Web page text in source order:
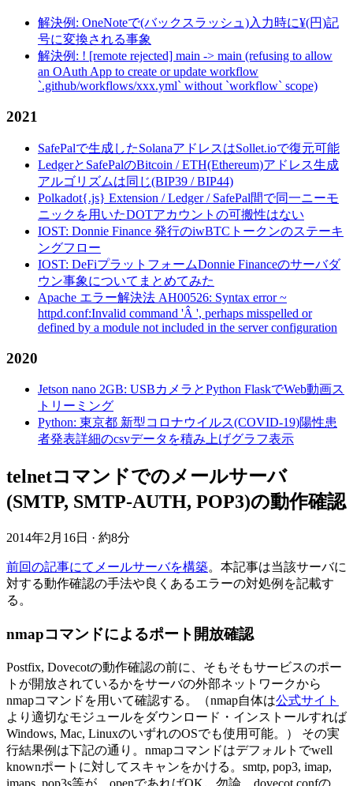
解決例: OneNoteで(バックスラッシュ)入力時に¥(円)記
号に変換される事象
解決例: ! [remote rejected] main -> main (refusing to allow
an OAuth App to create or update workflow
`.github/workflows/xxx.yml` without `workflow` scope)
2021
SafePalで生成したSolanaアドレスはSollet.ioで復元可能
LedgerとSafePalのBitcoin / ETH(Ethereum)アドレス生成
アルゴリズムは同じ(BIP39 / BIP44)
Polkadot{.js} Extension / Ledger / SafePal間で同一ニーモ
ニックを用いたDOTアカウントの可搬性はない
IOST: Donnie Finance 発行のiwBTCトークンのステーキ
ングフロー
IOST: DeFiプラットフォームDonnie Financeのサーバダ
ウン事象についてまとめてみた
Apache エラー解決法 AH00526: Syntax error ~
httpd.conf:Invalid command 'Â ', perhaps misspelled or
defined by a module not included in the server configuration
2020
Jetson nano 2GB: USBカメラとPython FlaskでWeb動画ス
トリーミング
Python: 東京都 新型コロナウイルス(COVID-19)陽性患
者発表詳細のcsvデータを積み上げグラフ表示
telnetコマンドでのメールサーバ
(SMTP, SMTP-AUTH, POP3)の動作確認
2014年2月16日 · 約8分
前回の記事にてメールサーバを構築。本記事は当該サーバに
対する動作確認の手法や良くあるエラーの対処例を記載す
る。
nmapコマンドによるポート開放確認
Postfix, Dovecotの動作確認の前に、そもそもサービスのポー
トが開放されているかをサーバの外部ネットワークから
nmapコマンドを用いて確認する。（nmap自体は公式サイト
より適切なモジュールをダウンロード・インストールすれば
Windows, Mac, LinuxのいずれのOSでも使用可能。） その実
行結果例は下記の通り。nmapコマンドはデフォルトでwell
knownポートに対してスキャンをかける。smtp, pop3, imap,
imaps, pop3s等が、openであればOK。勿論、dovecot.confの